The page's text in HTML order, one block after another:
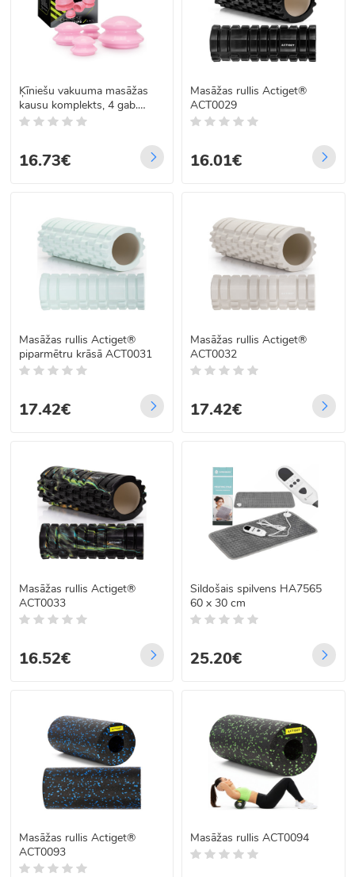
Ķīniešu vakuuma masāžas
kausu komplekts, 4 gab.
ACT0027
16.73€
Masāžas rullis Actiget®
ACT0029
16.01€
Masāžas rullis Actiget®
piparmētru krāsā ACT0031
17.42€
Masāžas rullis Actiget®
ACT0032
17.42€
Masāžas rullis Actiget®
ACT0033
16.52€
Sildošais spilvens HA7565
60 x 30 cm
25.20€
Masāžas rullis Actiget®
ACT0093
Masāžas rullis ACT0094